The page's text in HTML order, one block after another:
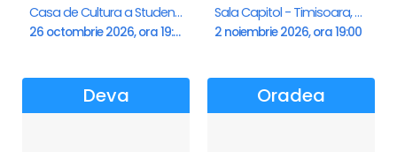
Casa de Cultura a Studentilor Dumitru Farcas, Cluj-Napoca
26 octombrie 2026, ora 19:00
Sala Capitol - Timisoara, Timisoara
2 noiembrie 2026, ora 19:00
Deva Oradea